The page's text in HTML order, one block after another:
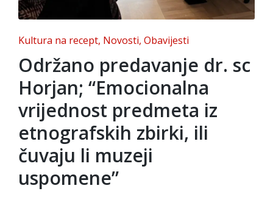
Posted
in
Kultura na recept Novosti Obavijesti
Održano predavanje dr. sc
Horjan; “Emocionalna
vrijednost predmeta iz
etnografskih zbirki, ili
čuvaju li muzeji
uspomene”